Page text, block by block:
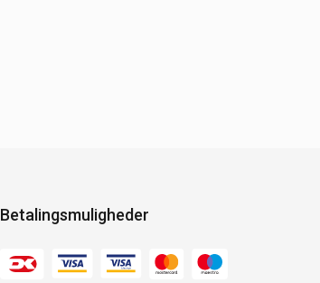
Betalingsmuligheder